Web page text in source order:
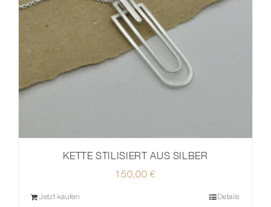
KETTE STILISIERT AUS SILBER
150,00 €
Jetzt kaufen Details